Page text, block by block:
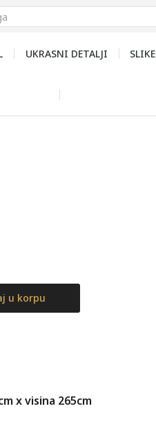
UKRASNI DETALJI SLIKE
u korpu
x visina 265cm